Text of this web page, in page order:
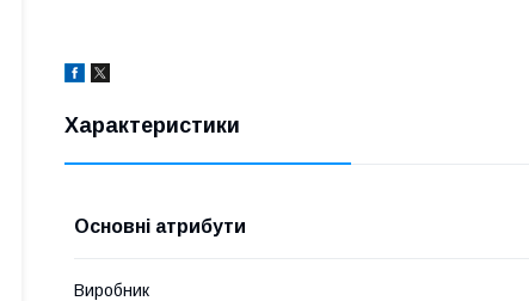
Характеристики
Основні атрибути
Виробник